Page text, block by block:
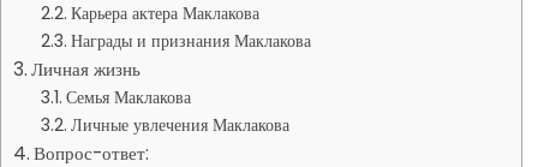
Карьера актера Маклакова
Награды и признания Маклакова
Личная жизнь
Семья Маклакова
Личные увлечения Маклакова
Вопрос-ответ: